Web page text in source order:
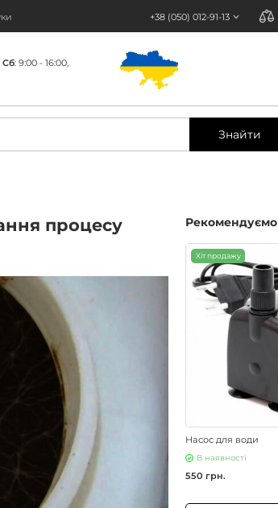
+38 (050) 012-91-13
Сб: 9:00 - 16:00,
Знайти
процесу
Рекомендуємо
Хіт продажу
Насос для води
В наявності
550 грн.